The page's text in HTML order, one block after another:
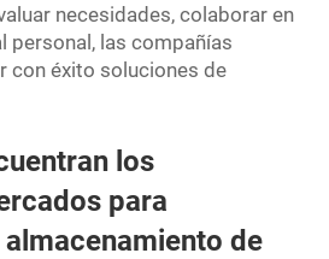
necesidades, colaborar en
personal, las compañías
con éxito soluciones de
los
para
de